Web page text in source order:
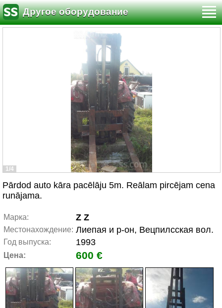
Другое оборудование
1/4
Pārdod auto kāra pacēlāju 5m. Reālam pircējam cena
runājama.
Марка: Z Z
Местонахождение: Лиепая и р-он, Вецпилсская вол.
Год выпуска: 1993
Цена: 600 €